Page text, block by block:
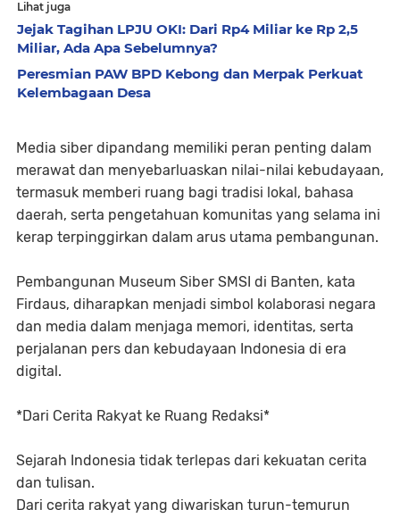
Lihat juga
Jejak Tagihan LPJU OKI: Dari Rp4 Miliar ke Rp 2,5
Miliar, Ada Apa Sebelumnya?
Peresmian PAW BPD Kebong dan Merpak Perkuat
Kelembagaan Desa
Media siber dipandang memiliki peran penting dalam
merawat dan menyebarluaskan nilai-nilai kebudayaan,
termasuk memberi ruang bagi tradisi lokal, bahasa
daerah, serta pengetahuan komunitas yang selama ini
kerap terpinggirkan dalam arus utama pembangunan.
Pembangunan Museum Siber SMSI di Banten, kata
Firdaus, diharapkan menjadi simbol kolaborasi negara
dan media dalam menjaga memori, identitas, serta
perjalanan pers dan kebudayaan Indonesia di era
digital.
*Dari Cerita Rakyat ke Ruang Redaksi*
Sejarah Indonesia tidak terlepas dari kekuatan cerita
dan tulisan.
Dari cerita rakyat yang diwariskan turun-temurun